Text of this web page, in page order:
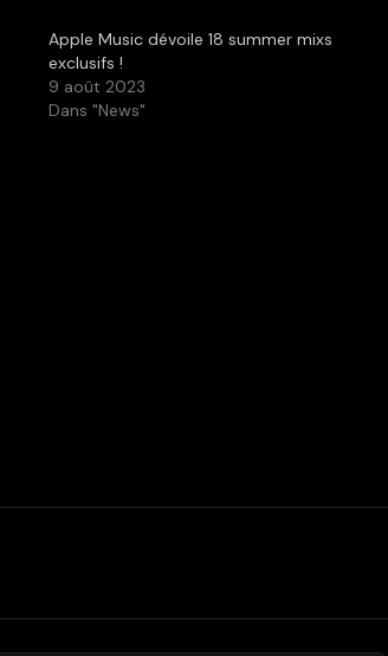
Apple Music dévoile 18 summer mixs
exclusifs !
9 août 2023
Dans "News"